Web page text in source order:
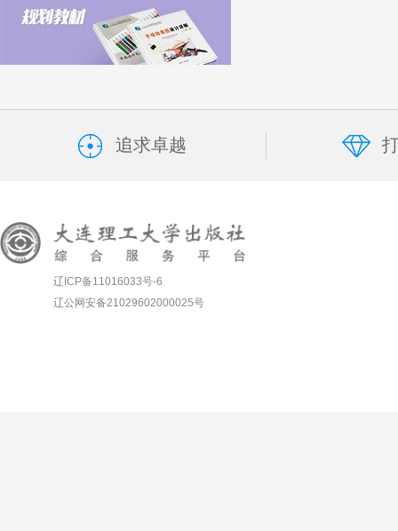
追求卓越
辽ICP备11016033号-6
辽公网安备21029602000025号